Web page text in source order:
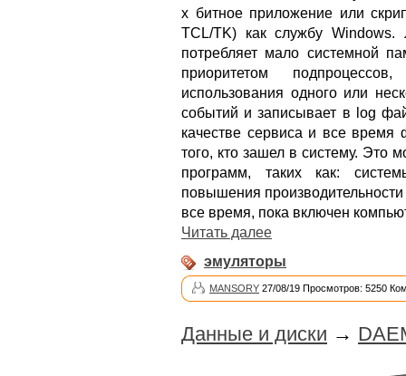
х битное приложение или
TCL/TK) как службу Windows.
потребляет мало системной
приоритетом
использования одного или
событий и записывает в log
качестве сервиса и все время
того, кто зашел в систему. Это
программ, таких как:
повышения
все время, пока включен
Читать далее
эмуляторы
MANSORY 27/08/19 Просмотров: 5250
Данные и диски →